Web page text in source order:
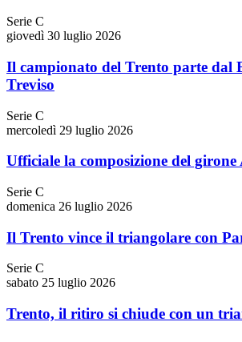
Serie C
giovedì 30 luglio 2026
Il campionato del Trento parte dal
Treviso
Serie C
mercoledì 29 luglio 2026
Ufficiale la composizione del girone
Serie C
domenica 26 luglio 2026
Il Trento vince il triangolare con
Serie C
sabato 25 luglio 2026
Trento, il ritiro si chiude con un